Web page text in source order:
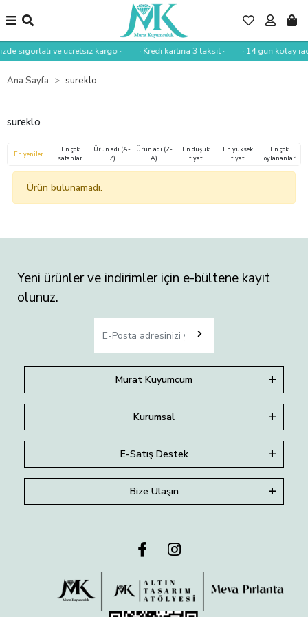
sigortalı ve ücretsiz kargo · · Kredi kartına 3 taksit · · 14 gün kolay
Ana Sayfa sureklo
sureklo
En yeniler
En çok
satanlar
Ürün adı (A-
Z)
Ürün adı (Z-
A)
En düşük
fiyat
En yüksek
fiyat
En çok
oylananlar
Ürün bulunamadı.
Yeni ürünler ve indirimler için e-bültene kayıt
olunuz.
Murat Kuyumcum
Kurumsal
E-Satış Destek
Bize Ulaşın